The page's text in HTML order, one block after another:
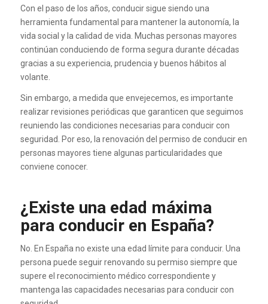
Con el paso de los años, conducir sigue siendo una
herramienta fundamental para mantener la autonomía, la
vida social y la calidad de vida. Muchas personas mayores
continúan conduciendo de forma segura durante décadas
gracias a su experiencia, prudencia y buenos hábitos al
volante.
Sin embargo, a medida que envejecemos, es importante
realizar revisiones periódicas que garanticen que seguimos
reuniendo las condiciones necesarias para conducir con
seguridad. Por eso, la renovación del permiso de conducir en
personas mayores tiene algunas particularidades que
conviene conocer.
¿Existe una edad máxima
para conducir en España?
No. En España no existe una edad límite para conducir. Una
persona puede seguir renovando su permiso siempre que
supere el reconocimiento médico correspondiente y
mantenga las capacidades necesarias para conducir con